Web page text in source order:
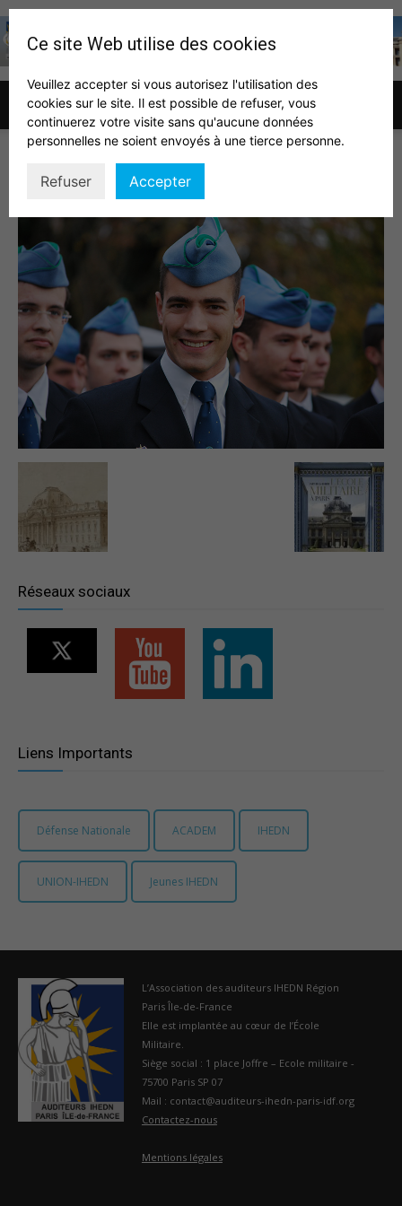
Association
auditeurs
IHEDN
France
man-Les-ecoles-militaires
Réseaux sociaux
Liens Importants
Défense Nationale ACADEM IHEDN
UNION-IHEDN Jeunes IHEDN
L’Association des auditeurs IHEDN Région
Paris Île-de-France
Elle est implantée au cœur de l’École
Militaire.
Siège social : 1 place Joffre – Ecole militaire -
75700 Paris SP 07
Mail : contact@auditeurs-ihedn-paris-idf.org
Contactez-nous
Mentions légales
Ce site Web utilise des cookies
Veuillez accepter si vous autorisez l'utilisation des
cookies sur le site. Il est possible de refuser, vous
continuerez votre visite sans qu'aucune données
personnelles ne soient envoyés à une tierce personne.
Refuser Accepter